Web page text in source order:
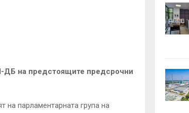
ДБ на предстоящите предсрочни
на парламентарната група на